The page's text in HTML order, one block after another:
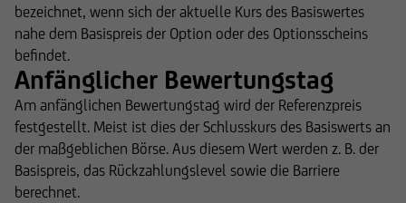
bezeichnet, wenn sich der aktuelle Kurs des Basiswertes
nahe dem Basispreis der Option oder des Optionsscheins
befindet.
Anfänglicher Bewertungstag
Am anfänglichen Bewertungstag wird der Referenzpreis
festgestellt. Meist ist dies der Schlusskurs des Basiswerts an
der maßgeblichen Börse. Aus diesem Wert werden z. B. der
Basispreis, das Rückzahlungslevel sowie die Barriere
berechnet.